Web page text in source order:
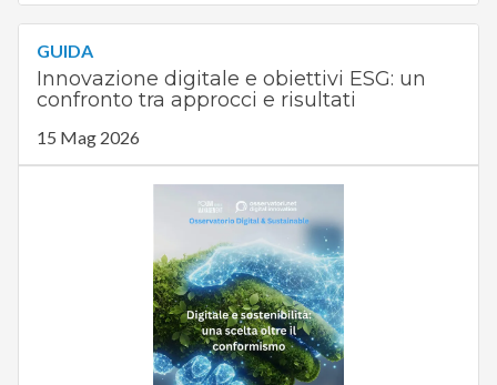
GUIDA
Innovazione digitale e obiettivi ESG: un
confronto tra approcci e risultati
15 Mag 2026